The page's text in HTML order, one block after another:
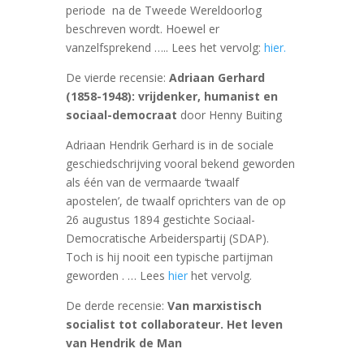
periode na de Tweede Wereldoorlog
beschreven wordt. Hoewel er
vanzelfsprekend ….. Lees het vervolg: hier.
De vierde recensie: Adriaan Gerhard
(1858-1948): vrijdenker, humanist en
sociaal-democraat door Henny Buiting
Adriaan Hendrik Gerhard is in de sociale
geschiedschrijving vooral bekend geworden
als één van de vermaarde ‘twaalf
apostelen’, de twaalf oprichters van de op
26 augustus 1894 gestichte Sociaal-
Democratische Arbeiderspartij (SDAP).
Toch is hij nooit een typische partijman
geworden . … Lees hierhet vervolg.
De derde recensie: Van marxistisch
socialist tot collaborateur. Het leven
van Hendrik de Man